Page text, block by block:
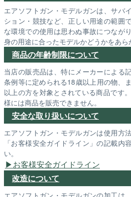
エアソフトガン・モデルガンは、サバ
ション・競技など、正しい用途の範囲
な環境での使用は思わぬ事故につなが
身の用途に合ったモデルかどうかをあら
商品の年齢制限について
当店の販売品は、特にメーカーによる
条例等に定められる18歳以上用の物、
以上の方を対象とされている商品です
様には商品を販売できません。
安全な取り扱いについて
エアソフトガン・モデルガンは使用方
「お客様安全ガイドライン」の記載内
い。
お客様安全ガイドライン
改造について